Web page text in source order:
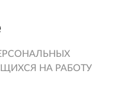
НА РАБОТУ